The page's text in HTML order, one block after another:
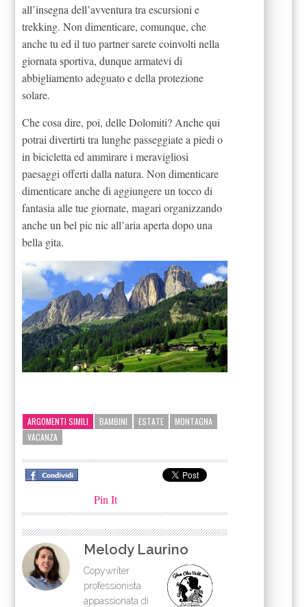
all’insegna dell’avventura tra escursioni e
trekking. Non dimenticare, comunque, che
anche tu ed il tuo partner sarete coinvolti nella
giornata sportiva, dunque armatevi di
abbigliamento adeguato e della protezione
solare.
Che cosa dire, poi, delle Dolomiti? Anche qui
potrai divertirti tra lunghe passeggiate a piedi o
in bicicletta ed ammirare i meravigliosi
paesaggi offerti dalla natura. Non dimenticare
dimenticare anche di aggiungere un tocco di
fantasia alle tue giornate, magari organizzando
anche un bel pic nic all’aria aperta dopo una
bella gita.
ARGOMENTI SIMILI BAMBINI ESTATE
MONTAGNA
VACANZA
Pin It
Melody Laurino
Copywriter
professionista
appassionata di